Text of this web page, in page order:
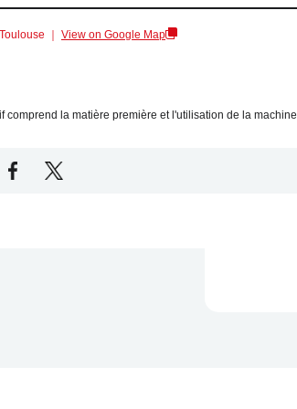
｜ View on Google Map
comprend la matière première et l'utilisation de la machine